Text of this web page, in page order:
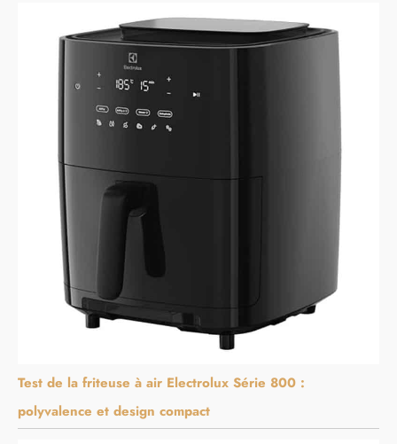
Test de la friteuse à air Electrolux Série 800 :
polyvalence et design compact